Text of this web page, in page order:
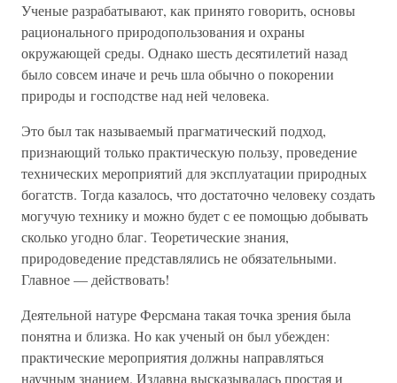
Ученые разрабатывают, как принято говорить, основы
рационального природопользования и охраны
окружающей среды. Однако шесть десятилетий назад
было совсем иначе и речь шла обычно о покорении
природы и господстве над ней человека.
Это был так называемый прагматический подход,
признающий только практическую пользу, проведение
технических мероприятий для эксплуатации природных
богатств. Тогда казалось, что достаточно человеку создать
могучую технику и можно будет с ее помощью добывать
сколько угодно благ. Теоретические знания,
природоведение представлялись не обязательными.
Главное — действовать!
Деятельной натуре Ферсмана такая точка зрения была
понятна и близка. Но как ученый он был убежден:
практические мероприятия должны направляться
научным знанием. Издавна высказывалась простая и